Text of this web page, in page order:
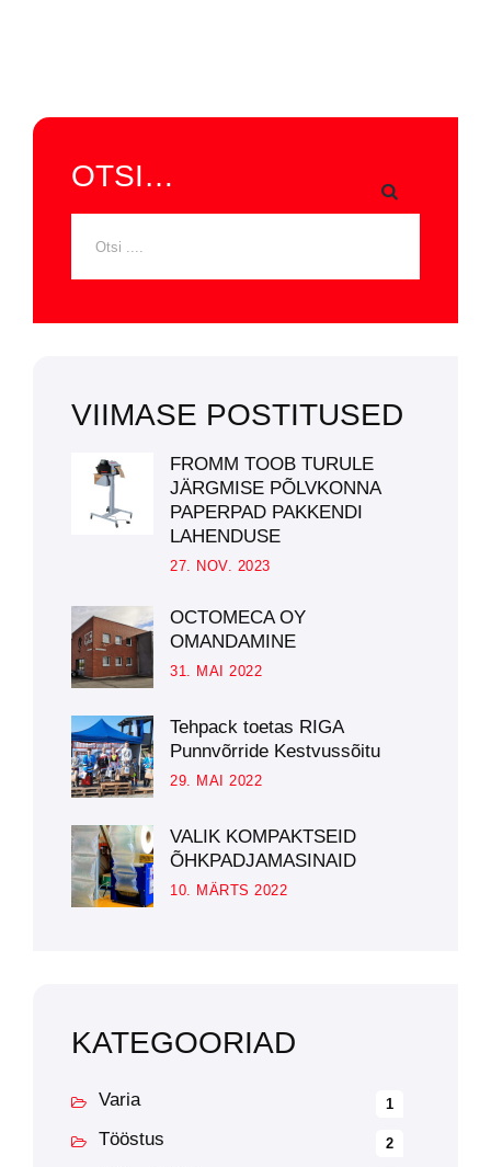
OTSI…
VIIMASE POSTITUSED
FROMM TOOB TURULE
JÄRGMISE PÕLVKONNA
PAPERPAD PAKKENDI
LAHENDUSE
27. NOV. 2023
OCTOMECA OY
OMANDAMINE
31. MAI 2022
Tehpack toetas RIGA
Punnvõrride Kestvussõitu
29. MAI 2022
VALIK KOMPAKTSEID
ÕHKPADJAMASINAID
10. MÄRTS 2022
KATEGOORIAD
Varia 1
Tööstus 2